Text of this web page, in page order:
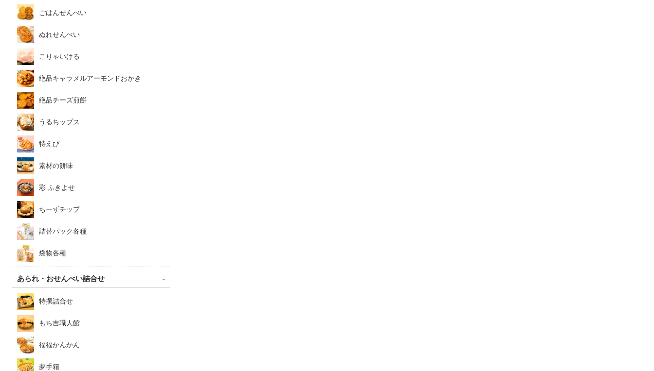
ごはんせんべい
ぬれせんべい
こりゃいける
絶品キャラメルアーモンドおかき
絶品チーズ煎餅
うるちップス
特えび
素材の餅味
彩 ふきよせ
ちーずチップ
詰替パック各種
袋物各種
あられ・おせんべい詰合せ
特撰詰合せ
もち吉職人館
福福かんかん
夢手箱